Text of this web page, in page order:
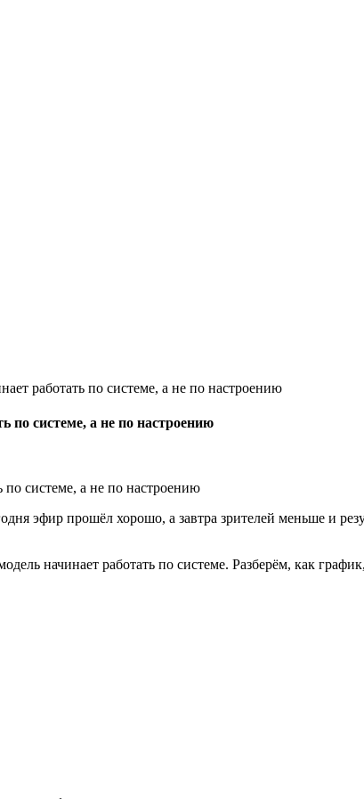
работать по системе, а не по настроению
по системе, а не по настроению
эфир прошёл хорошо, а завтра зрителей меньше и
начинает работать по системе. Разберём, как